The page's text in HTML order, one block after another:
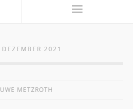
DEZEMBER 2021
UWE METZROTH